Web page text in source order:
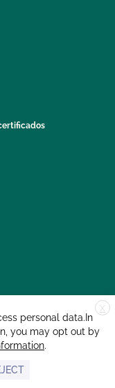
X
personal data.In
you may opt out by
.